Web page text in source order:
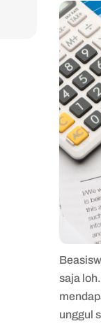
saja
unggul